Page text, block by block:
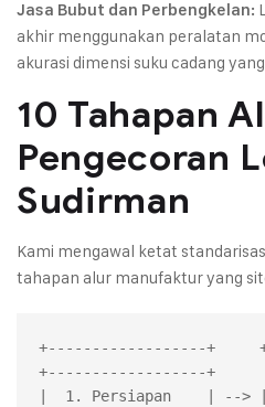
Jasa Bubut dan Perbengkelan:
akhir menggunakan peralatan
akurasi dimensi suku cadang
10 Tahapan
Pengecoran
Sudirman
Kami mengawal ketat
tahapan alur manufaktur yang
+------------------+
+------------------+
|  1. Persiapan    | -->